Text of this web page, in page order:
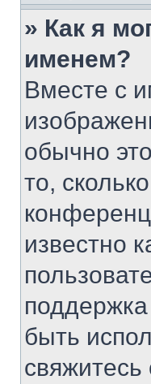
» Как я
именем?
Вместе с
обычно
то,
известно
поддержка
быть